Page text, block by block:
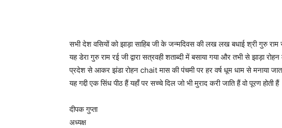
सभी देश वसियों को झाड़ा साहिब जी के जन्मदिवस की लख लख बधाई श्री गुरु राम
यह डेरा गुरु राम रई जी द्वारा सत्रवही शताब्दी में बसाया गया और तभी से झाड़ा
प्रदेश से आकर झंडा रोहन chait मास की पंचमी पर हर वर्ष धूम धाम से मनाया
यह गद्दी एक सिंध पीठ हैं यहाँ पर सच्चे दिल जो भी मुराद करी जाति हैं वो पूरण होती हैं
दीपक गुप्ता
अध्यक्ष